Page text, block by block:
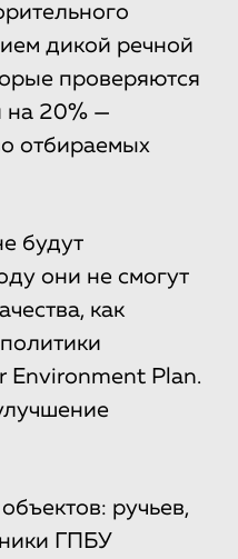
дикой речной
проверяются
на 20% —
отбираемых
будут
они не смогут
как
Environment Plan.
ручьев,
ГПБУ